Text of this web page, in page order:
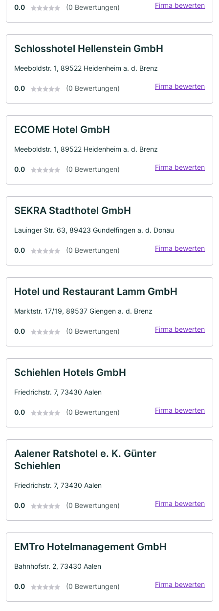
0.0 (0 Bewertungen) Firma bewerten
Schlosshotel Hellenstein GmbH
Meeboldstr. 1, 89522 Heidenheim a. d. Brenz
0.0 (0 Bewertungen) Firma bewerten
ECOME Hotel GmbH
Meeboldstr. 1, 89522 Heidenheim a. d. Brenz
0.0 (0 Bewertungen) Firma bewerten
SEKRA Stadthotel GmbH
Lauinger Str. 63, 89423 Gundelfingen a. d. Donau
0.0 (0 Bewertungen) Firma bewerten
Hotel und Restaurant Lamm GmbH
Marktstr. 17/19, 89537 Giengen a. d. Brenz
0.0 (0 Bewertungen) Firma bewerten
Schiehlen Hotels GmbH
Friedrichstr. 7, 73430 Aalen
0.0 (0 Bewertungen) Firma bewerten
Aalener Ratshotel e. K. Günter
Schiehlen
Friedrichstr. 7, 73430 Aalen
0.0 (0 Bewertungen) Firma bewerten
EMTro Hotelmanagement GmbH
Bahnhofstr. 2, 73430 Aalen
0.0 (0 Bewertungen) Firma bewerten